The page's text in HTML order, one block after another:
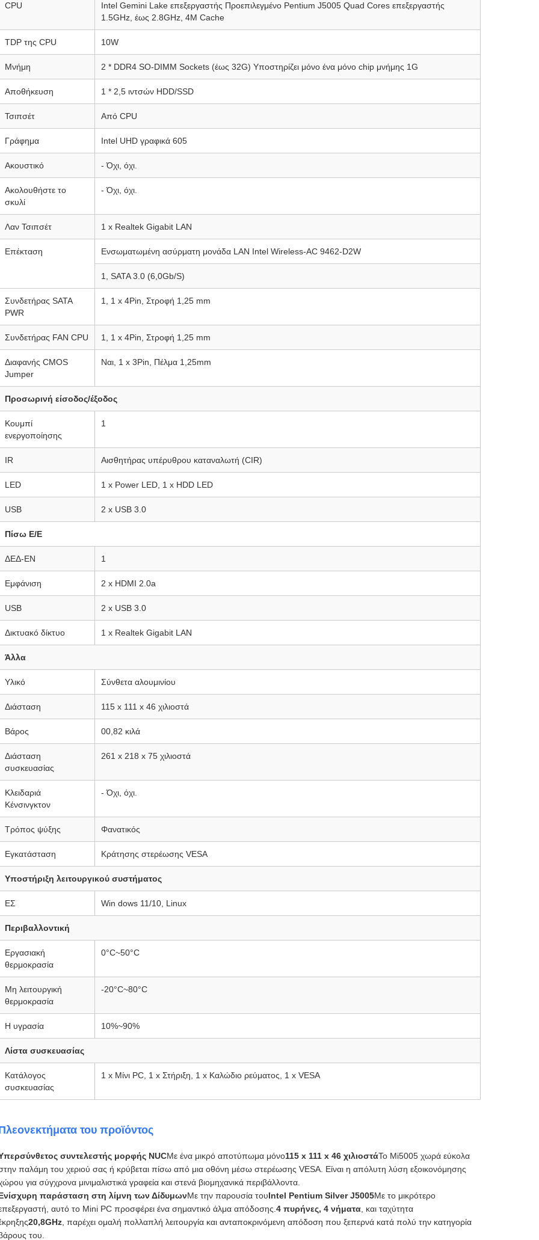
CPU
Intel Gemini Lake επεξεργαστής Προεπιλεγμένο Pentium J5005 Quad Cores επεξεργαστής
1.5GHz, έως 2.8GHz, 4M Cache
TDP της CPU 10W
Μνήμη 2 * DDR4 SO-DIMM Sockets (έως 32G) Υποστηρίζει μόνο ένα μόνο chip μνήμης 1G
Αποθήκευση 1 * 2,5 ιντσών HDD/SSD
Τσιπσέτ Από CPU
Γράφημα Intel UHD γραφικά 605
Ακουστικό - Όχι, όχι.
Ακολουθήστε το
σκυλί
- Όχι, όχι.
Λαν Τσιπσέτ 1 x Realtek Gigabit LAN
Επέκταση Ενσωματωμένη ασύρματη μονάδα LAN Intel Wireless-AC 9462-D2W
1, SATA 3.0 (6,0Gb/S)
Συνδετήρας SATA
PWR
1, 1 x 4Pin, Στροφή 1,25 mm
Συνδετήρας FAN CPU 1, 1 x 4Pin, Στροφή 1,25 mm
Διαφανής CMOS
Jumper
Ναι, 1 x 3Pin, Πέλμα 1,25mm
Προσωρινή είσοδος/έξοδος
Κουμπί
ενεργοποίησης
1
IR Αισθητήρας υπέρυθρου καταναλωτή (CIR)
LED 1 x Power LED, 1 x HDD LED
USB 2 x USB 3.0
Πίσω Ε/Ε
ΔΕΔ-ΕΝ 1
Εμφάνιση 2 x HDMI 2.0a
USB 2 x USB 3.0
Δικτυακό δίκτυο 1 x Realtek Gigabit LAN
Άλλα
Υλικό Σύνθετα αλουμινίου
Διάσταση 115 x 111 x 46 χιλιοστά
Βάρος 00,82 κιλά
Διάσταση
συσκευασίας
261 x 218 x 75 χιλιοστά
Κλειδαριά
Κένσινγκτον
- Όχι, όχι.
Τρόπος ψύξης Φανατικός
Εγκατάσταση Κράτησης στερέωσης VESA
Υποστήριξη λειτουργικού συστήματος
ΕΣ Win dows 11/10, Linux
Περιβαλλοντική
Εργασιακή
θερμοκρασία
0°C~50°C
Μη λειτουργική
θερμοκρασία
-20°C~80°C
Η υγρασία 10%~90%
Λίστα συσκευασίας
Κατάλογος
συσκευασίας
1 x Μίνι PC, 1 x Στήριξη, 1 x Καλώδιο ρεύματος, 1 x VESA
του προϊόντος
συντελεστής μορφής NUCΜε ένα μικρό αποτύπωμα μόνο115 x 111 x 46 χιλιοστάΤο Mi5005 χωρά εύκολα
παλάμη του χεριού σας ή κρύβεται πίσω από μια οθόνη μέσω στερέωσης VESA. Είναι η απόλυτη λύση εξοικονόμησης
για σύγχρονα μινιμαλιστικά γραφεία και στενά βιομηχανικά περιβάλλοντα.
παράσταση στη λίμνη των ΔίδυμωνΜε την παρουσία τουIntel Pentium Silver J5005Με το μικρότερο
αυτό το Mini PC προσφέρει ένα σημαντικό άλμα απόδοσης. 4 πυρήνες, 4 νήματα , και ταχύτητα
20,8GHz , παρέχει ομαλή πολλαπλή λειτουργία και ανταποκρινόμενη απόδοση που ξεπερνά κατά πολύ την κατηγορία
του.